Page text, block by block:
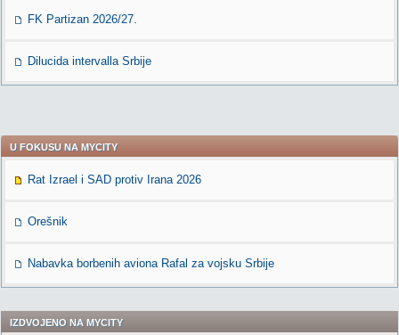
FK Partizan 2026/27.
Dilucida intervalla Srbije
U FOKUSU NA MYCITY
Rat Izrael i SAD protiv Irana 2026
Orešnik
Nabavka borbenih aviona Rafal za vojsku Srbije
IZDVOJENO NA MYCITY